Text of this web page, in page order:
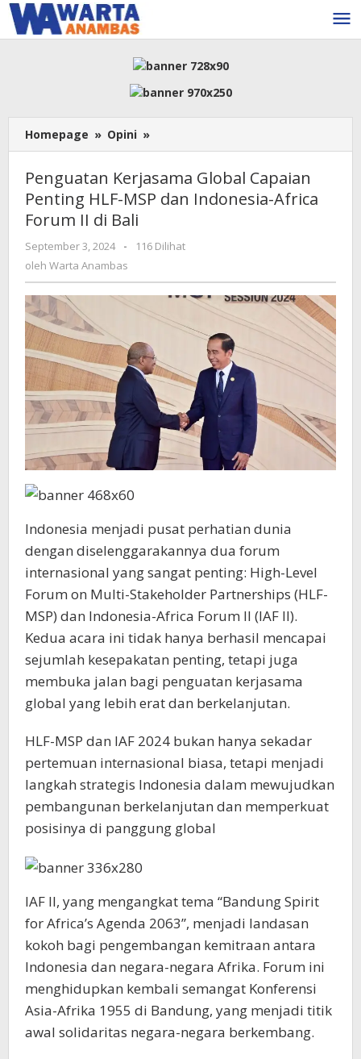
Lewati
ke
konten
Homepage » Opini »
Kerjasama
Capaian
Penting
dan
Africa
Forum
II
Bali
Penguatan Kerjasama Global Capaian
Penting HLF-MSP dan Indonesia-Africa
Forum II di Bali
September 3, 2024
oleh
-
116 Dilihat
oleh Warta Anambas
Indonesia menjadi pusat perhatian dunia
dengan diselenggarakannya dua forum
internasional yang sangat penting: High-Level
Forum on Multi-Stakeholder Partnerships (HLF-
MSP) dan Indonesia-Africa Forum II (IAF II).
Kedua acara ini tidak hanya berhasil mencapai
sejumlah kesepakatan penting, tetapi juga
membuka jalan bagi penguatan kerjasama
global yang lebih erat dan berkelanjutan.
HLF-MSP dan IAF 2024 bukan hanya sekadar
pertemuan internasional biasa, tetapi menjadi
langkah strategis Indonesia dalam mewujudkan
pembangunan berkelanjutan dan memperkuat
posisinya di panggung global
IAF II, yang mengangkat tema “Bandung Spirit
for Africa’s Agenda 2063”, menjadi landasan
kokoh bagi pengembangan kemitraan antara
Indonesia dan negara-negara Afrika. Forum ini
menghidupkan kembali semangat Konferensi
Asia-Afrika 1955 di Bandung, yang menjadi titik
awal solidaritas negara-negara berkembang.